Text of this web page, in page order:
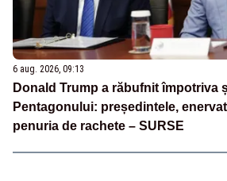
6 aug. 2026, 09:13
Donald Trump a răbufnit împotriva
Pentagonului: președintele,
penuria de rachete – SURSE